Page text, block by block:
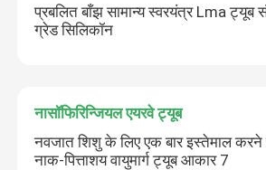
प्रबलित बाँझ सामान्य स्वरयंत्र Lma ट्यूब
ग्रेड सिलिकॉन
नासॉफिरिन्जियल एयरवे ट्यूब
नवजात शिशु के लिए एक बार इस्तेमाल करने
नाक-पित्ताशय वायुमार्ग ट्यूब आकार 7